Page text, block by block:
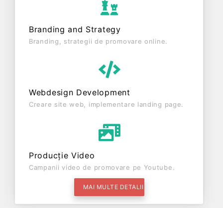
Branding and Strategy
Branding, strategii de promovare online.
Webdesign Development
Creare site web, implementare landing page.
Producție Video
Campanii video de promovare pe Youtube.
MAI MULTE DETALII